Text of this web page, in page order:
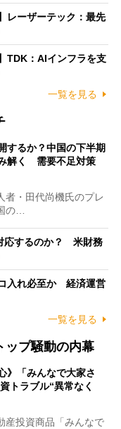
レーザーテック：最先
TDK：AIインフラを支
一覧を見る
するか？中国の下半期
解く 需要不足対策
・田代尚機氏のプレ
の…
応するのか？ 米財務
入れ必至か 経済運営
一覧を見る
ップ騒動の内幕
》「みんなで大家さ
トラブル“異常なく
産投資商品「みんなで